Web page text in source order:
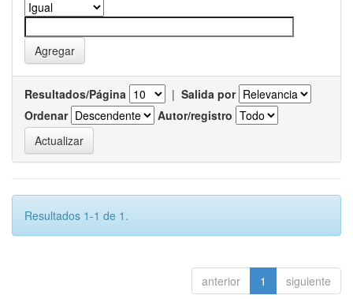
Resultados/Página | Salida por
Ordenar
Autor/registro
Resultados 1-1 de 1.
anterior 1 siguiente